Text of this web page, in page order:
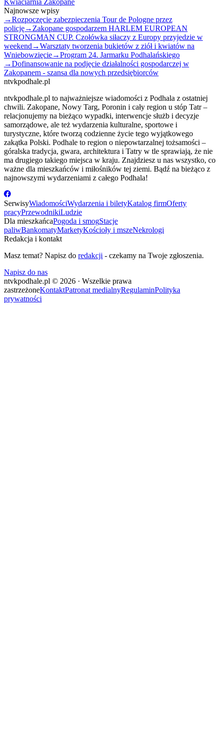
Kwiaciarnia Zakopane
Najnowsze wpisy
→Rozpoczęcie zabezpieczenia Tour de Pologne przez
policję→ Zakopane gospodarzem HARLEM EUROPEAN
STRONGMAN CUP. Czołówka siłaczy z Europy przyjedzie w
weekend →Warsztaty tworzenia bukietów z ziół i kwiatów na
Wniebowzięcie→Program 24. Jarmarku Podhalańskiego
→Dofinansowanie na podjęcie działalności gospodarczej w
Zakopanem - szansa dla nowych przedsiębiorców
ntvkpodhale.pl
ntvkpodhale.pl to najważniejsze wiadomości z Podhala z ostatniej
chwili. Zakopane, Nowy Targ, Poronin i cały region u stóp Tatr –
relacjonujemy na bieżąco wypadki, interwencje służb i decyzje
samorządowe, ale też wydarzenia kulturalne, sportowe i
turystyczne, które tworzą codzienne życie tego wyjątkowego
zakątka Polski. Podhale to region o niepowtarzalnej tożsamości –
góralska tradycja, gwara, architektura i Tatry w tle sprawiają, że nie
ma drugiego takiego miejsca w kraju. Znajdziesz u nas wszystko, co
ważne dla mieszkańców i miłośników tej ziemi. Bądź na bieżąco z
najnowszymi wydarzeniami z całego Podhala!
SerwisyWiadomościWydarzenia i biletyKatalog firmOferty
pracyPrzewodnikiLudzie
Dla mieszkańcaPogoda i smogStacje
paliwBankomatyMarketyKościoły i mszeNekrologi
Redakcja i kontakt
Masz temat? Napisz do redakcji - czekamy na Twoje zgłoszenia.
Napisz do nas
ntvkpodhale.pl © 2026 · Wszelkie prawa
zastrzeżoneKontaktPatronat medialnyRegulaminPolityka
prywatności